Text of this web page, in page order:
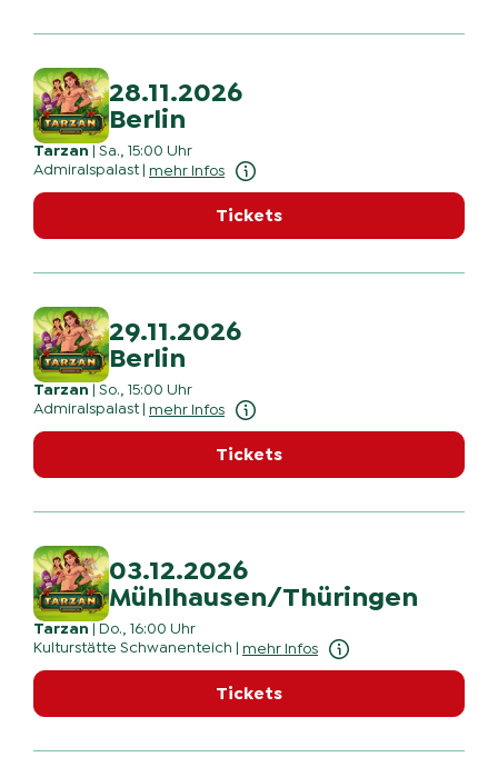
28.11.2026
Berlin
Tarzan
Sa., 15:00 Uhr
Admiralspalast
mehr Infos
Tickets
29.11.2026
Berlin
Tarzan
So., 15:00 Uhr
Admiralspalast
mehr Infos
Tickets
03.12.2026
Mühlhausen/Thüringen
Tarzan
Do., 16:00 Uhr
Kulturstätte Schwanenteich
mehr Infos
Tickets